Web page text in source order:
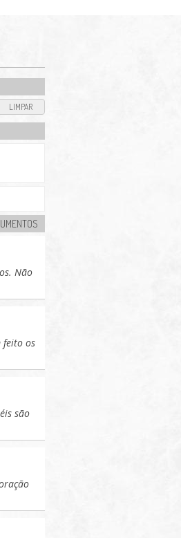
Não
feito os
são